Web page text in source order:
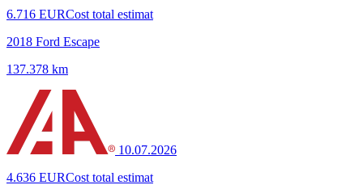
6.716 EURCost total estimat
2018 Ford Escape
137.378 km
10.07.2026
4.636 EURCost total estimat